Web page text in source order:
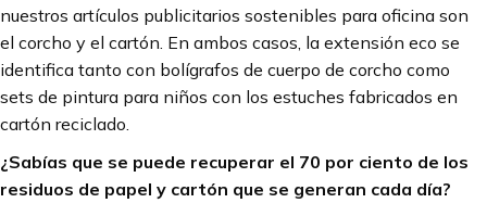
nuestros artículos publicitarios sostenibles para oficina son
el corcho y el cartón. En ambos casos, la extensión eco se
identifica tanto con bolígrafos de cuerpo de corcho como
sets de pintura para niños con los estuches fabricados en
cartón reciclado.
¿Sabías que se puede recuperar el 70 por ciento de los
residuos de papel y cartón que se generan cada día?